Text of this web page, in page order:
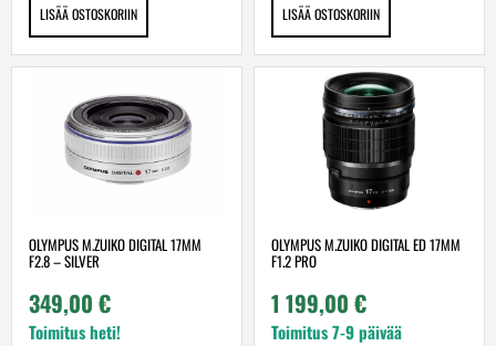
LISÄÄ OSTOSKORIIN LISÄÄ OSTOSKORIIN
OLYMPUS M.ZUIKO DIGITAL 17MM
F2.8 – SILVER
349,00 €
Toimitus heti!
OLYMPUS M.ZUIKO DIGITAL ED 17MM
F1.2 PRO
1 199,00 €
Toimitus 7-9 päivää